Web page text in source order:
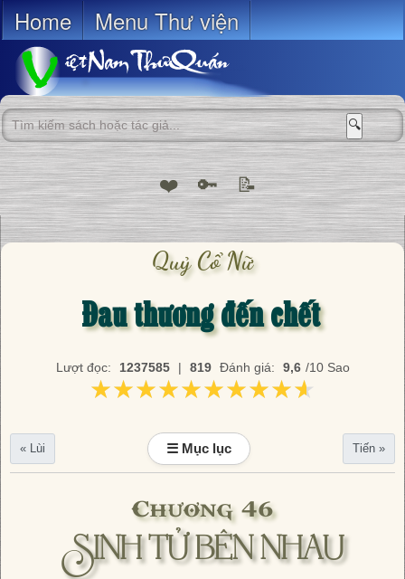
Home Menu Thư viện
🔍
❤️ 🔑 📝
Quỷ Cổ Nữ
Đau thương đến chết
Lượt đọc: 1237585 | 819 Đánh giá: 9,6 /10 Sao
★★★★★★★★★★
★★★★★★★★★★
« Lùi ☰ Mục lục Tiến »
Chương 46
SINH TỬ BÊN NHAU